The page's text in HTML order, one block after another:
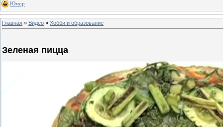
Юмор
Главная » Видео » Хобби и образование
Зеленая пицца